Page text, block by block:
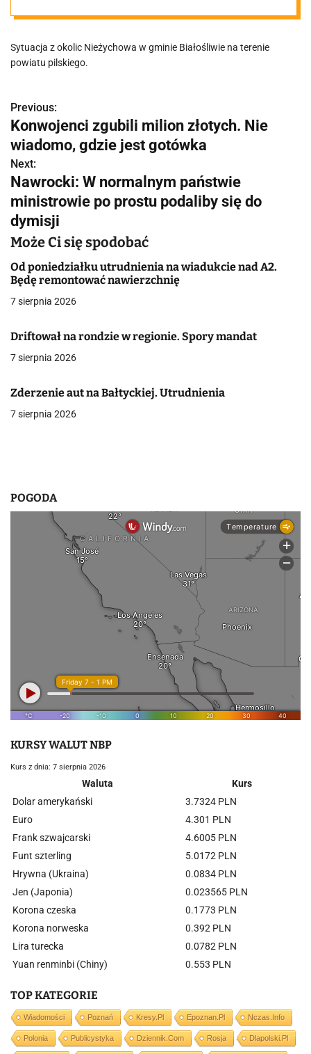
regionu.
"Wchodzą do
domów"
Sytuacja z okolic Nieżychowa w gminie Białośliwie na terenie
powiatu pilskiego.
N
a
w
i
g
a
c
j
w
i
Previous:
Konwojenci zgubili milion złotych. Nie
wiadomo, gdzie jest gotówka
Next:
Nawrocki: W normalnym państwie
ministrowie po prostu podaliby się do
dymisji
Może Ci się spodobać
Od poniedziałku utrudnienia na wiadukcie nad A2.
Będę remontować nawierzchnię
7 sierpnia 2026
Driftował na rondzie w regionie. Spory mandat
7 sierpnia 2026
Zderzenie aut na Bałtyckiej. Utrudnienia
7 sierpnia 2026
POGODA
KURSY WALUT NBP
Kurs z dnia: 7 sierpnia 2026
Waluta
Kurs
Dolar amerykański
3.7324 PLN
Euro
4.301 PLN
Frank szwajcarski
4.6005 PLN
Funt szterling
5.0172 PLN
Hrywna (Ukraina)
0.0834 PLN
Jen (Japonia)
0.023565 PLN
Korona czeska
0.1773 PLN
Korona norweska
0.392 PLN
Lira turecka
0.0782 PLN
Yuan renminbi (Chiny)
0.553 PLN
TOP KATEGORIE
Wiadomości Poznań Kresy.pl Epoznan.pl Nczas.info
Polonia Publicystyka Dziennik.com Rosja Dlapolski.pl